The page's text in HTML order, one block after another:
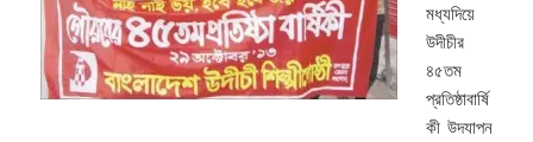
মধ্যদিয়ে
উদীচীর
৪৫তম
প্রতিষ্ঠাবার্ষি
কী উদযাপন